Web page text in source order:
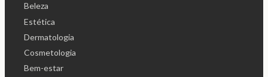
Beleza
Estética
Dermatologia
Cosmetologia
Bem-estar